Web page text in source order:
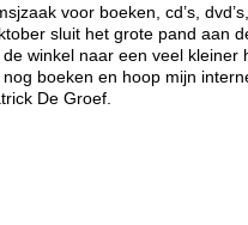
voor boeken, cd’s,
sluit het grote pand aan
winkel naar een veel kleiner
boeken en hoop mijn
De Groef.